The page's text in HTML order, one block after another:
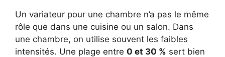
Un variateur pour une chambre n’a pas le même
rôle que dans une cuisine ou un salon. Dans
une chambre, on utilise souvent les faibles
intensités. Une plage entre 0 et 30 % sert bien